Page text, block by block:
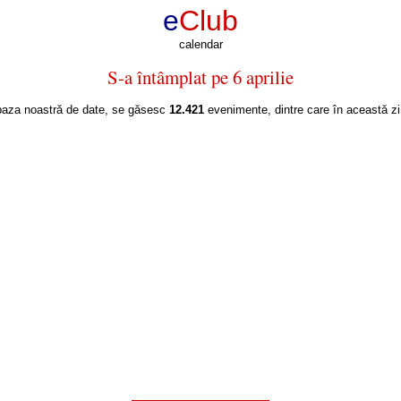
eClub
calendar
S-a întâmplat pe 6 aprilie
noastră de date, se găsesc 12.421evenimente, dintre care în această zi